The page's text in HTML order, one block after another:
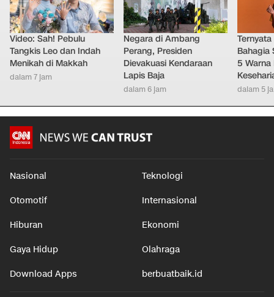
Video: Sah! Pebulu
Tangkis Leo dan Indah
Menikah di Makkah
dalam 7 jam
Negara di Ambang
Perang, Presiden
Dievakuasi Kendaraan
Lapis Baja
dalam 6 jam
Bahagia
5
dalam 5
Nasional Teknologi
Otomotif Internasional
Hiburan Ekonomi
Gaya Hidup Olahraga
Download Apps berbuatbaik.id